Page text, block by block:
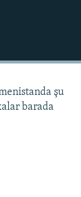
şu
barada